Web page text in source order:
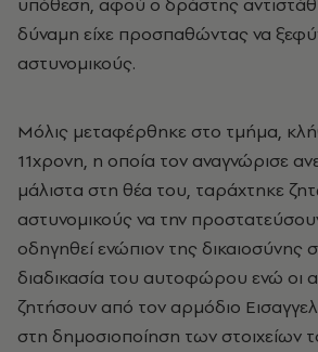
δύναμη είχε προσπαθώντας να
αστυνομικούς.
Μόλις μεταφέρθηκε στο τμήμα,
11χρονη, η οποία τον αναγνώρισε
μάλιστα στη θέα του, ταράχτηκε
αστυνομικούς να την
οδηγηθεί ενώπιον της δικαιοσύνης
διαδικασία του αυτοφώρου ενώ οι
ζητήσουν από τον αρμόδιο
στη δημοσιοποίηση των στοιχείων